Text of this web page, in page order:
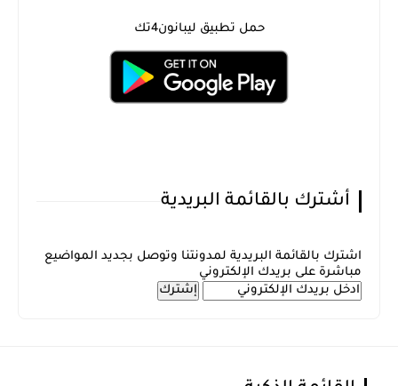
حمل تطبيق ليبانون4تك
أشترك بالقائمة البريدية
اشترك بالقائمة البريدية لمدونتنا وتوصل بجديد المواضيع
مباشرة على بريدك الإلكتروني